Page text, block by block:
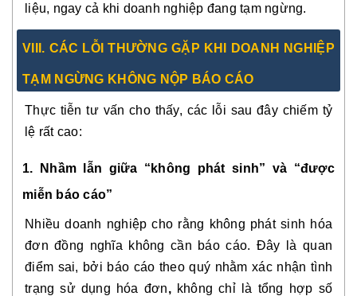
liệu, ngay cả khi doanh nghiệp đang tạm ngừng.
VIII. CÁC LỖI THƯỜNG GẶP KHI DOANH NGHIỆP
TẠM NGỪNG KHÔNG NỘP BÁO CÁO
Thực tiễn tư vấn cho thấy, các lỗi sau đây chiếm tỷ
lệ rất cao:
1. Nhầm lẫn giữa “không phát sinh” và “được
miễn báo cáo”
Nhiều doanh nghiệp cho rằng không phát sinh hóa
đơn đồng nghĩa không cần báo cáo. Đây là quan
điểm sai, bởi báo cáo theo quý nhằmxác nhận tình
trạng sử dụng hóa đơn,không chỉ là tổng hợp số